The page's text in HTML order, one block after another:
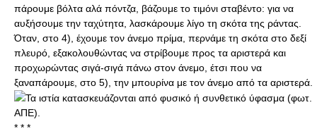
πάρουμε βόλτα αλά πόντζα, βάζουμε το τιμόνι σταβέντο: για να
αυξήσουμε την ταχύτητα, λασκάρουμε λίγο τη σκότα της ράντας.
Όταν, στο 4), έχουμε τον άνεμο πρίμα, περνάμε τη σκότα στο δεξί
πλευρό, εξακολουθώντας να στρίβουμε προς τα αριστερά και
προχωρώντας σιγά-σιγά πάνω στον άνεμο, έτσι που να
ξαναπάρουμε, στο 5), την μπουρίνα με τον άνεμο από τα αριστερά.
Τα ιστία κατασκευάζονται από φυσικό ή συνθετικό ύφασμα (φωτ.
ΑΠΕ).
* * *